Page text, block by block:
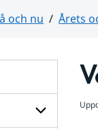
och nu Årets
Klimatet
då
och